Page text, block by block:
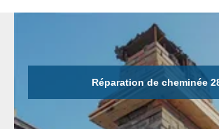
Réparation de cheminée